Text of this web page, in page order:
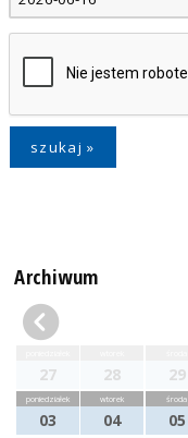
Archiwum
27 28 29
poniedziałek
03
wtorek
04
środa
05